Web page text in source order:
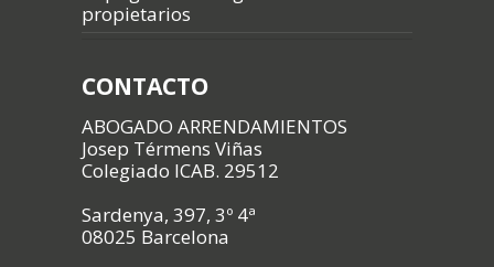
propietarios
CONTACTO
ABOGADO ARRENDAMIENTOS
Josep Térmens Viñas
Colegiado ICAB. 29512
Sardenya, 397, 3º 4ª
08025 Barcelona